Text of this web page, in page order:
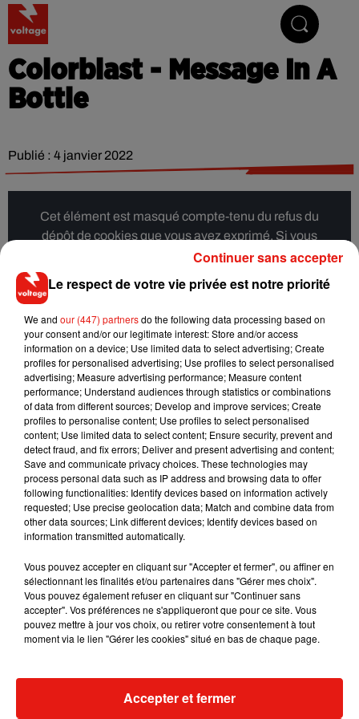
Colorblast - Message In A
Bottle
Publié : 4 janvier 2022
Cet élément est masqué compte-tenu du refus du
dépôt de cookies que vous avez exprimé. Si vous
souhaitez l'afficher, merci de nous donner votre accord
Musique
RÜFÜS DU SOL annonce un nouvel
collaboration
+ DE MUSIQUE
Le respect de votre vie privée est notre priorité
We and our (447) partnersdo the following data processing based on
your consent and/or our legitimate interest: Store and/or access
information on a device; Use limited data to select advertising; Create
profiles for personalised advertising; Use profiles to select personalised
advertising; Measure advertising performance; Measure content
performance; Understand audiences through statistics or combinations
of data from different sources; Develop and improve services; Create
profiles to personalise content; Use profiles to select personalised
content; Use limited data to select content; Ensure security, prevent and
detect fraud, and fix errors; Deliver and present advertising and content;
Save and communicate privacy choices. These technologies may
process personal data such as IP address and browsing data to offer
following functionalities: Identify devices based on information actively
requested; Use precise geolocation data; Match and combine data from
other data sources; Link different devices; Identify devices based on
information transmitted automatically.
Vous pouvez accepter en cliquant sur "Accepter et fermer", ou affiner en
sélectionnant les finalités et/ou partenaires dans "Gérer mes choix".
Vous pouvez également refuser en cliquant sur "Continuer sans
accepter". Vos préférences ne s'appliqueront que pour ce site. Vous
pouvez mettre à jour vos choix, ou retirer votre consentement à tout
moment via le lien "Gérer les cookies" situé en bas de chaque page.
Accepter et fermer
Continuer sans accepter